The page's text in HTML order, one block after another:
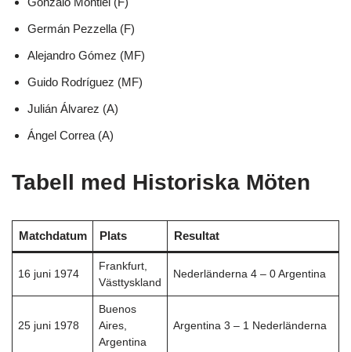
Germán Pezzella (F)
Alejandro Gómez (MF)
Guido Rodríguez (MF)
Julián Álvarez (A)
Ángel Correa (A)
Tabell med Historiska Möten
Matchdatum Plats Resultat
16 juni 1974
Frankfurt,
Västtyskland
Nederländerna 4 – 0 Argentina
25 juni 1978
Buenos
Aires,
Argentina
Argentina 3 – 1 Nederländerna